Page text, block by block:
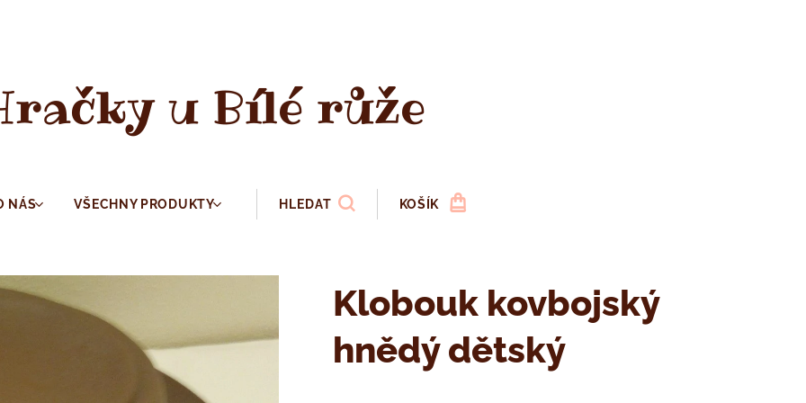
u Bílé růže
NÁS VŠECHNY PRODUKTY HLEDAT KOŠÍK
Klobouk kovbojský
hnědý dětský